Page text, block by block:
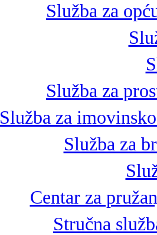
Služba za
Služba za
Služba za
Služba za
Centar za
Stručna